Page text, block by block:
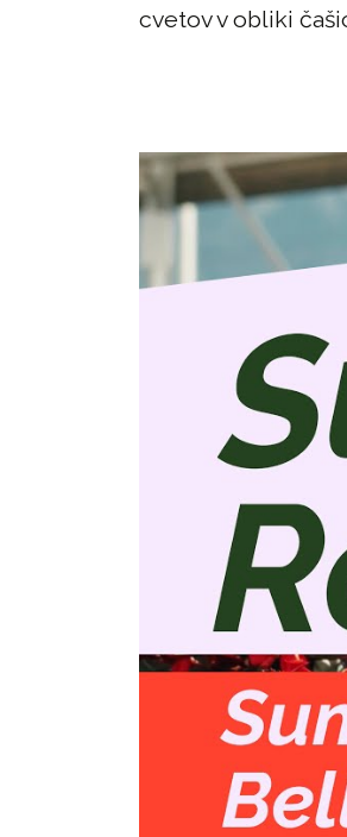
cvetov v obliki